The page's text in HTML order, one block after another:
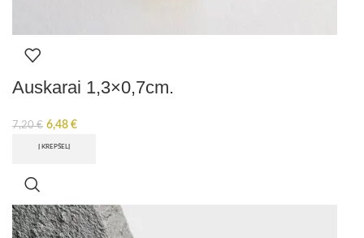
Auskarai 1,3×0,7cm.
7,20€ 6,48 €
Į KREPŠELĮ